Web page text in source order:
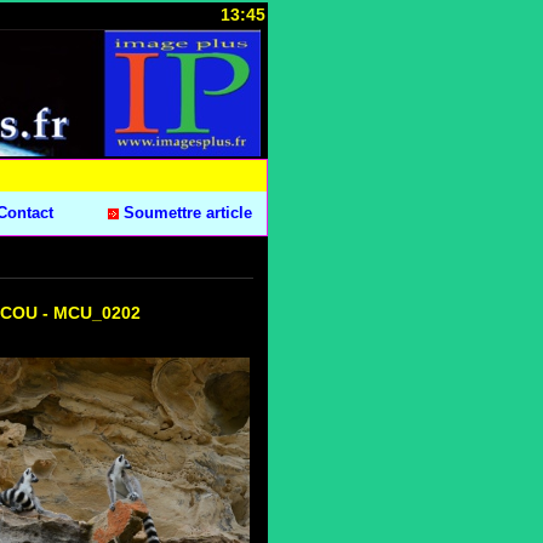
13:45
Soumettre article
- MCU_0202